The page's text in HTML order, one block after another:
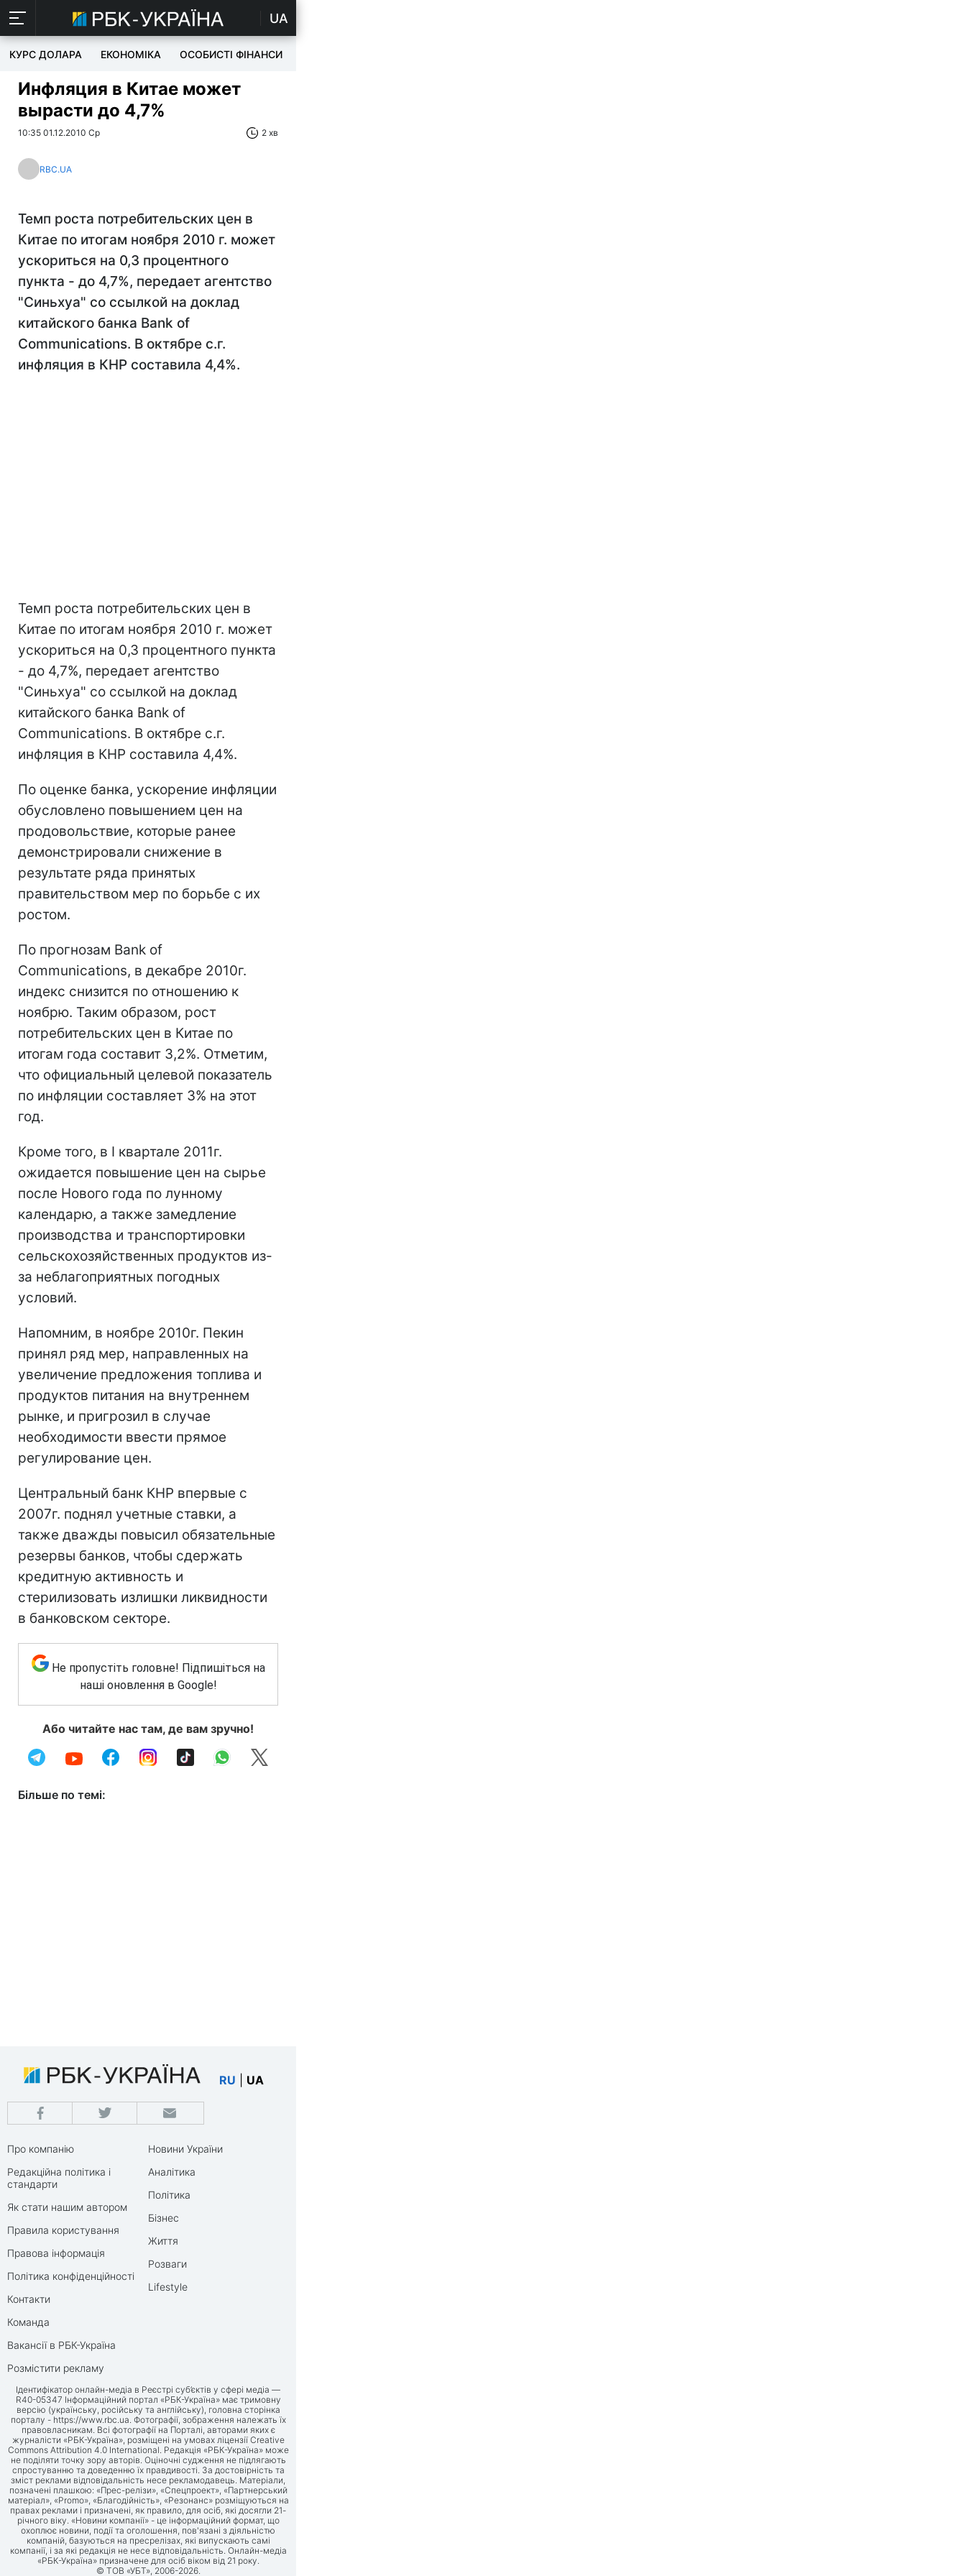
UA
КУРС ДОЛАРА ЕКОНОМІКА ОСОБИСТІ ФІНАНСИ
Инфляция в Китае может
вырасти до 4,7%
10:35 01.12.2010 Ср 2 хв
RBC.UA
Темп роста потребительских цен в
Китае по итогам ноября 2010 г. может
ускориться на 0,3 процентного
пункта - до 4,7%, передает агентство
"Синьхуа" со ссылкой на доклад
китайского банка Bank of
Communications. В октябре с.г.
инфляция в КНР составила 4,4%.
Темп роста потребительских цен в
Китае по итогам ноября 2010 г. может
ускориться на 0,3 процентного пункта
- до 4,7%, передает агентство
"Синьхуа" со ссылкой на доклад
китайского банка Bank of
Communications. В октябре с.г.
инфляция в КНР составила 4,4%.
По оценке банка, ускорение инфляции
обусловлено повышением цен на
продовольствие, которые ранее
демонстрировали снижение в
результате ряда принятых
правительством мер по борьбе с их
ростом.
По прогнозам Bank of
Communications, в декабре 2010г.
индекс снизится по отношению к
ноябрю. Таким образом, рост
потребительских цен в Китае по
итогам года составит 3,2%. Отметим,
что официальный целевой показатель
по инфляции составляет 3% на этот
год.
Кроме того, в I квартале 2011г.
ожидается повышение цен на сырье
после Нового года по лунному
календарю, а также замедление
производства и транспортировки
сельскохозяйственных продуктов из-
за неблагоприятных погодных
условий.
Напомним, в ноябре 2010г. Пекин
принял ряд мер, направленных на
увеличение предложения топлива и
продуктов питания на внутреннем
рынке, и пригрозил в случае
необходимости ввести прямое
регулирование цен.
Центральный банк КНР впервые с
2007г. поднял учетные ставки, а
также дважды повысил обязательные
резервы банков, чтобы сдержать
кредитную активность и
стерилизовать излишки ликвидности
в банковском секторе.
Не пропустіть головне! Підпишіться на
наші оновлення в Google!
Або читайте нас там, де вам зручно!
Більше по темі:
RU UA
Про компанію
Редакційна політика і
стандарти
Як стати нашим автором
Правила користування
Правова інформація
Політика конфіденційності
Контакти
Команда
Вакансії в РБК-Україна
Розмістити рекламу
Новини України
Аналітика
Політика
Бізнес
Життя
Розваги
Lifestyle
Ідентифікатор онлайн-медіа в Реєстрі суб’єктів у сфері медіа —
R40-05347 Інформаційний портал «РБК-Україна» має тримовну
версію (українську, російську та англійську), головна сторінка
порталу - https://www.rbc.ua. Фотографії, зображення належать їх
правовласникам. Всі фотографії на Порталі, авторами яких є
журналісти «РБК-Україна», розміщені на умовах ліцензії Creative
Commons Attribution 4.0 International. Редакція «РБК-Україна» може
не поділяти точку зору авторів. Оціночні судження не підлягають
спростуванню та доведенню їх правдивості. За достовірність та
зміст реклами відповідальність несе рекламодавець. Матеріали,
позначені плашкою: «Прес-релізи», «Спецпроект», «Партнерський
матеріал», «Promo», «Благодійність», «Резонанс» розміщуються на
правах реклами і призначені, як правило, для осіб, які досягли 21-
річного віку. «Новини компанії» - це інформаційний формат, що
охоплює новини, події та оголошення, пов'язані з діяльністю
компаній, базуються на пресрелізах, які випускають самі
компанії, і за які редакція не несе відповідальність. Онлайн-медіа
«РБК-Україна» призначене для осіб віком від 21 року.
© ТОВ «УБТ», 2006-2026.